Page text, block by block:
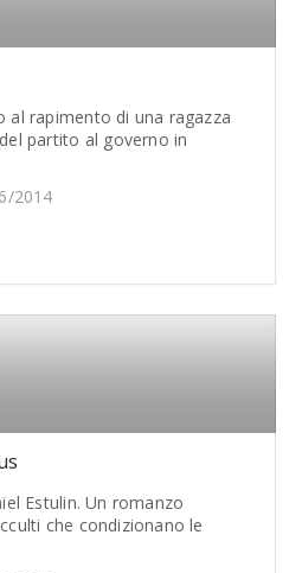
al rapimento di una ragazza
partito al governo in
2014
Estulin. Un romanzo
che condizionano le